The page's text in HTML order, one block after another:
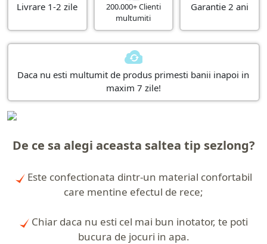
Livrare 1-2 zile
200.000+ Clienti
multumiti
Garantie 2 ani
Daca nu esti multumit de produs primesti banii inapoi in
maxim 7 zile!
De ce sa alegi aceasta saltea tip sezlong?
Este confectionata dintr-un material confortabil
care mentine efectul de rece;
Chiar daca nu esti cel mai bun inotator, te poti
bucura de jocuri in apa.